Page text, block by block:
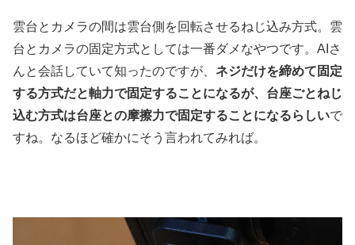
雲台とカメラの間は雲台側を回転させるねじ込み方式。雲
台とカメラの固定方式としては一番ダメなやつです。AIさ
んと会話していて知ったのですが、 ネジだけを締めて固定
する方式だと軸力で固定することになるが、台座ごとねじ
込む方式は台座との摩擦力で固定することになるらしいで
すね。なるほど確かにそう言われてみれば。